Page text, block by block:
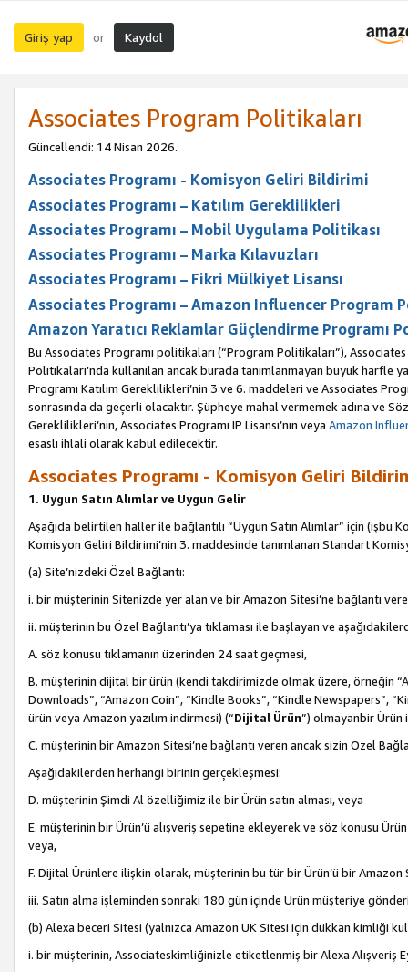
Giriş yap or Kaydol
Associates Program Politikaları
Güncellendi: 14 Nisan 2026.
Associates Programı - Komisyon Geliri Bildirimi
Associates Programı – Katılım Gereklilikleri
Associates Programı – Mobil Uygulama Politikası
Associates Programı – Marka Kılavuzları
Associates Programı – Fikri Mülkiyet Lisansı
Associates Programı – Amazon Influencer Program
Amazon Yaratıcı Reklamlar Güçlendirme Programı
Bu Associates Programı politikaları (“Program Politikaları”),
Politikaları’nda kullanılan ancak burada tanımlanmayan büyük harfle
Programı Katılım Gereklilikleri’nin 3 ve 6. maddeleri ve Associates
sonrasında da geçerli olacaktır. Şüpheye mahal vermemek adına ve
Gereklilikleri’nin, Associates Programı IP Lisansı’nın veya Amazon
esaslı ihlali olarak kabul edilecektir.
Associates Programı - Komisyon Geliri
1. Uygun Satın Alımlar ve Uygun Gelir
Aşağıda belirtilen haller ile bağlantılı “Uygun Satın Alımlar” için
Komisyon Geliri Bildirimi’nin 3. maddesinde tanımlanan Standart
(a) Site’nizdeki Özel Bağlantı:
i. bir müşterinin Sitenizde yer alan ve bir Amazon Sitesi’ne bağlantı
ii. müşterinin bu Özel Bağlantı’ya tıklaması ile başlayan ve
A. söz konusu tıklamanın üzerinden 24 saat geçmesi,
B. müşterinin dijital bir ürün (kendi takdirimizde olmak üzere, örneğin
Downloads”, “Amazon Coin”, “Kindle Books”, “Kindle Newspapers”,
ürün veya Amazon yazılım indirmesi) (“Dijital Ürün”) olmayanbir Ürün
C. müşterinin bir Amazon Sitesi’ne bağlantı veren ancak sizin Özel
Aşağıdakilerden herhangi birinin gerçekleşmesi:
D. müşterinin Şimdi Al özelliğimiz ile bir Ürün satın alması, veya
E. müşterinin bir Ürün’ü alışveriş sepetine ekleyerek ve söz konusu
veya,
F. Dijital Ürünlere ilişkin olarak, müşterinin bu tür bir Ürün’ü bir Amazon
iii. Satın alma işleminden sonraki 180 gün içinde Ürün müşteriye
(b) Alexa beceri Sitesi (yalnızca Amazon UK Sitesi için dükkan kimliği
i. bir müşterinin, Associateskimliğinizle etiketlenmiş bir Alexa Alışveriş